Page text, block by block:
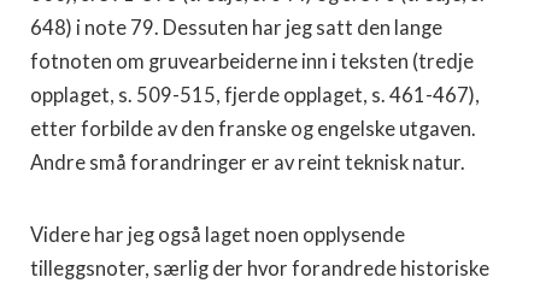
648) i note 79. Dessuten har jeg satt den lange
fotnoten om gruvearbei­derne inn i teksten (tredje
opplaget, s. 509-515, fjerde opplaget, s. 461-467),
etter forbilde av den franske og engelske utgaven.
Andre små forandringer er av reint teknisk natur.
Videre har jeg også laget noen opplysende
tilleggsnoter, særlig der hvor forandrede historiske